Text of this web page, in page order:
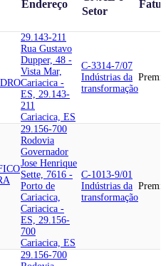
Endereço
Setor
29.143-211
Rua Gustavo
Dupper, 48 -
Vista Mar,
Cariacica -
ES, 29.143-
211
Cariacica, ES
C-3314-7/07
Indústrias da
transformação
29.156-700
Rodovia
Governador
Jose Henrique
Sette, 7616 -
Porto de
Cariacica,
Cariacica -
ES, 29.156-
700
Cariacica, ES
C-1013-9/01
Indústrias da
transformação
29.156-700